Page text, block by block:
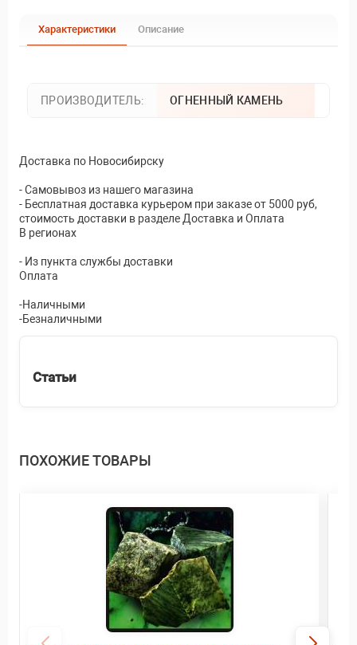
Характеристики Описание
ПРОИЗВОДИТЕЛЬ: ОГНЕННЫЙ КАМЕНЬ
Доставка по Новосибирску
- Самовывоз из нашего магазина
- Бесплатная доставка курьером при заказе от 5000 руб,
стоимость доставки в разделе Доставка и Оплата
В регионах
- Из пункта службы доставки
Оплата
-Наличными
-Безналичными
Статьи
ПОХОЖИЕ ТОВАРЫ